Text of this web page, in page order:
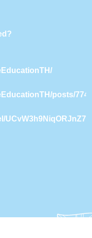
posts/